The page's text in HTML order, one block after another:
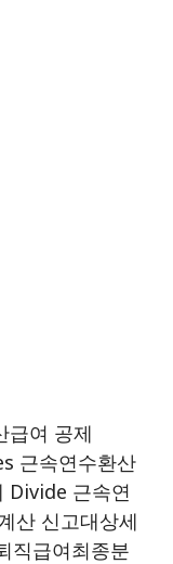
급여 공제
근속연수환산
Divide 근속연
산 신고대상세
직급여최종분